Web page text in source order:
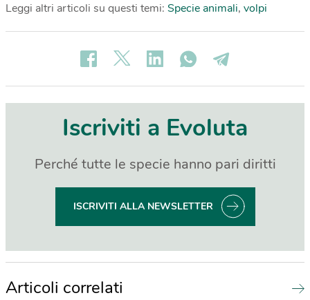
Leggi altri articoli su questi temi: Specie animali, volpi
Iscriviti a Evoluta
Perché tutte le specie hanno pari diritti
ISCRIVITI ALLA NEWSLETTER
Articoli correlati